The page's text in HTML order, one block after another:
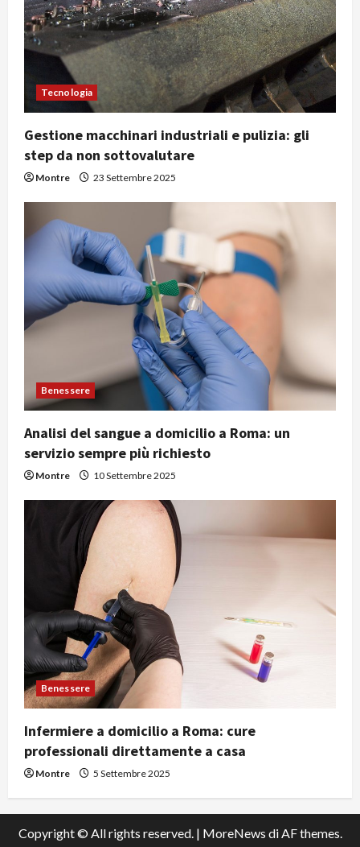
Tecnologia
Gestione macchinari industriali e pulizia: gli
step da non sottovalutare
Montre 23 Settembre 2025
Benessere
Analisi del sangue a domicilio a Roma: un
servizio sempre più richiesto
Montre 10 Settembre 2025
Benessere
Infermiere a domicilio a Roma: cure
professionali direttamente a casa
Montre 5 Settembre 2025
Copyright © All rights reserved. | MoreNews di AF themes.